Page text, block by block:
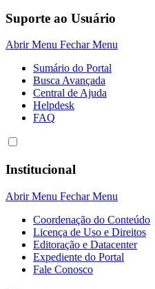
Suporte ao Usuário
Abrir Menu Fechar Menu
Sumário do Portal
Busca Avançada
Central de Ajuda
Helpdesk
FAQ
Institucional
Abrir Menu Fechar Menu
Coordenação do Conteúdo
Licença de Uso e Direitos
Editoração e Datacenter
Expediente do Portal
Fale Conosco